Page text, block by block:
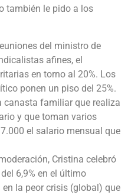
también le pido a los
del ministro de
afines, el
en torno al 20%. Los
ponen un piso del 25%.
canasta familiar que realiza
y que toman varios
el salario mensual que
Cristina celebró
6,9% en el último
en la peor crisis (global) que